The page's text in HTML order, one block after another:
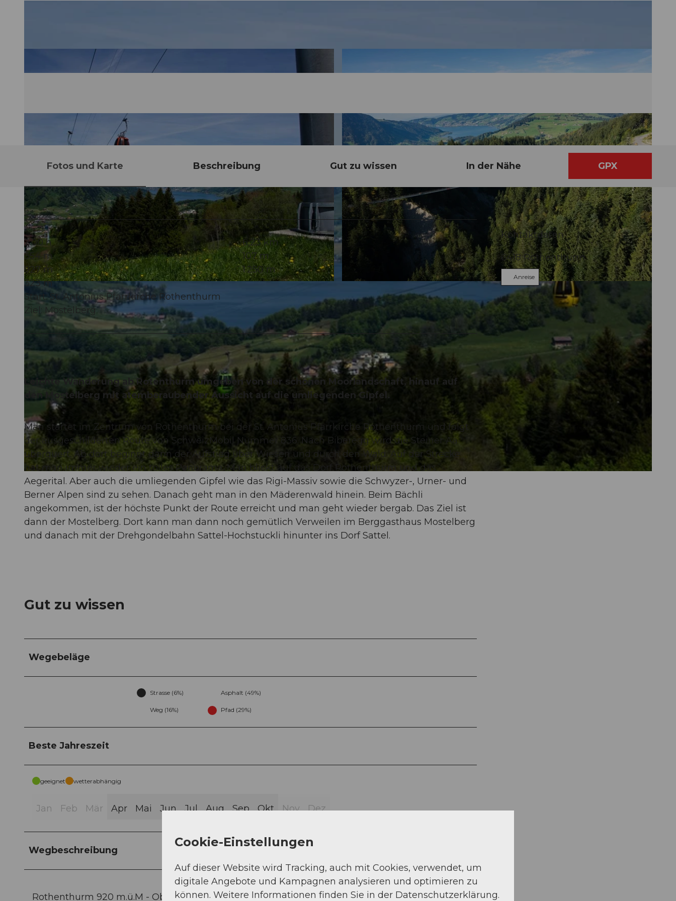
© Erhard Gick, Schwyzer Wanderwege
Fotos und Karte Beschreibung Gut zu wissen In der Nähe GPX
2:00 h
6,23 km
354 m
107 m
927 m
1.250 m
323 m
Start: St. Antonius Pfarrkirche Rothenthurm
Ziel: Mostelberg
Leichte Wanderung ab Rotenthurm umgeben von der schönen Moorlandschaft, hinauf auf
den Mostelberg mit atemberaubender Aussicht auf die umliegenden Gipfel.
Man startet im Zentrum von Rothenthurm bei der St. Antonius Pfarrkirche Rothenthurm und folgt
der ausgeschilderten Route von SchweizMobil Nummer 836. Nach Biberegg wird die Steiner Aa
überquert. Ab dort beginnt dann der Aufstieg über Wiesen und durch den Wald. Auf der Strecke
hat man immer wieder ein tolles Panorama. Man blickt auf das Dorf Rothenthurm und das
Aegerital. Aber auch die umliegenden Gipfel wie das Rigi-Massiv sowie die Schwyzer-, Urner- und
Berner Alpen sind zu sehen. Danach geht man in den Mäderenwald hinein. Beim Bächli
angekommen, ist der höchste Punkt der Route erreicht und man geht wieder bergab. Das Ziel ist
dann der Mostelberg. Dort kann man dann noch gemütlich Verweilen im Berggasthaus Mostelberg
und danach mit der Drehgondelbahn Sattel-Hochstuckli hinunter ins Dorf Sattel.
Gut zu wissen
Wegebeläge
Strasse (6%) Asphalt (49%)
Weg (16%) Pfad (29%)
Beste Jahreszeit
geeignet wetterabhängig
Jan Feb Mär Apr Mai Jun Jul Aug Sep Okt Nov Dez
Wegbeschreibung
Rothenthurm 920 m.ü.M - Obermüsli 958 m.ü.M - Mäderen 1153 m.ü.M - Mostelberg 1174 m.ü.M
Kontaktdaten
6418Rothenthurm
Anreise
Cookie-Einstellungen
Auf dieser Website wird Tracking, auch mit Cookies, verwendet, um
digitale Angebote und Kampagnen analysieren und optimieren zu
können. Weitere Informationen finden Sie in der Datenschutzerklärung.